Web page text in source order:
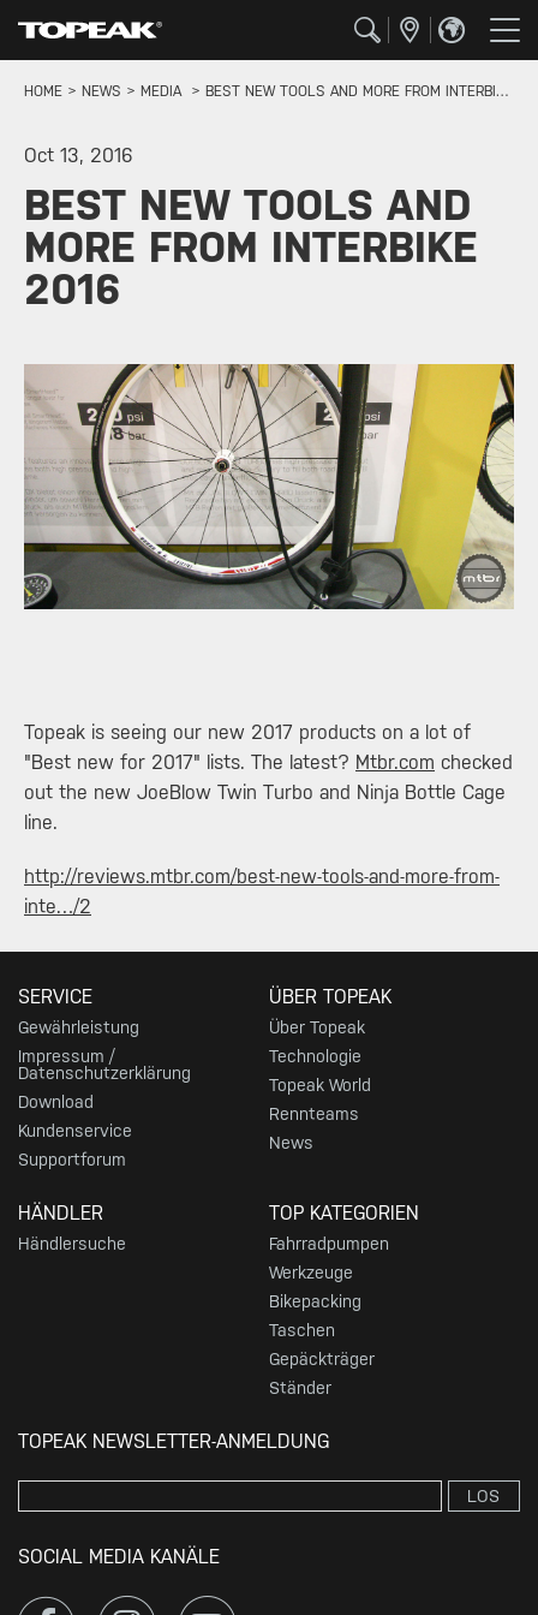
HOME NEWS MEDIA BEST NEW TOOLS AND MORE FROM INTERBIKE 2016
Oct 13, 2016
BEST NEW TOOLS AND
MORE FROM INTERBIKE
2016
Topeak is seeing our new 2017 products on a lot of
"Best new for 2017" lists. The latest? Mtbr.com checked
out the new JoeBlow Twin Turbo and Ninja Bottle Cage
line.
http://reviews.mtbr.com/best-new-tools-and-more-from-
inte…/2
SERVICE
Gewährleistung
Impressum /
Datenschutzerklärung
Download
Kundenservice
Supportforum
ÜBER TOPEAK
Über Topeak
Technologie
Topeak World
Rennteams
News
HÄNDLER
Händlersuche
TOP KATEGORIEN
Fahrradpumpen
Werkzeuge
Bikepacking
Taschen
Gepäckträger
Ständer
TOPEAK NEWSLETTER-ANMELDUNG
LOS
SOCIAL MEDIA KANÄLE